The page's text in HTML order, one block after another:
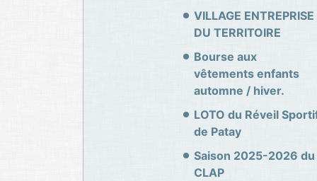
VILLAGE ENTREPRISE
DU TERRITOIRE
Bourse aux
vêtements enfants
automne / hiver.
LOTO du Réveil
de Patay
Saison 2025-2026 du
CLAP